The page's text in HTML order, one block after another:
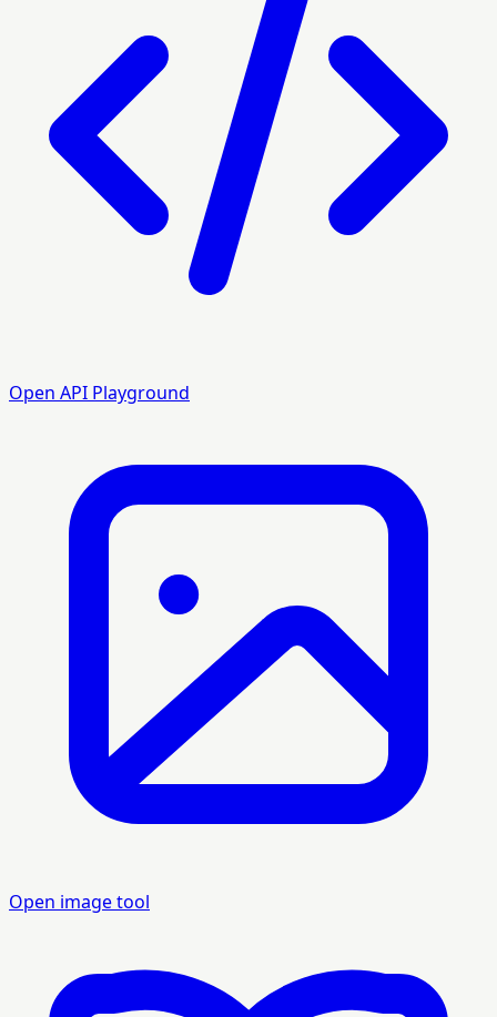
Open API Playground
Open image tool